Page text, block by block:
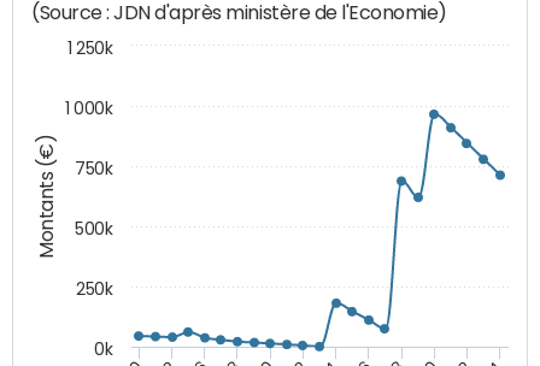
Montants (€)
(Source : JDN d'après ministère de l'Economie)
0k
250k
500k
750k
1 000k
1 250k